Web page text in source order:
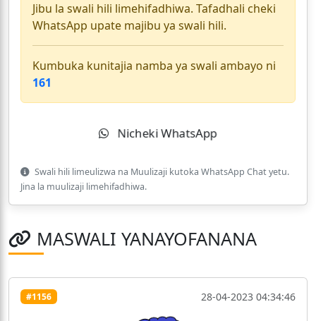
Jibu la swali hili limehifadhiwa. Tafadhali cheki
WhatsApp upate majibu ya swali hili.
Kumbuka kunitajia namba ya swali ambayo ni
161
Nicheki WhatsApp
Swali hili limeulizwa na Muulizaji kutoka WhatsApp Chat yetu.
Jina la muulizaji limehifadhiwa.
MASWALI YANAYOFANANA
#1156 28-04-2023 04:34:46